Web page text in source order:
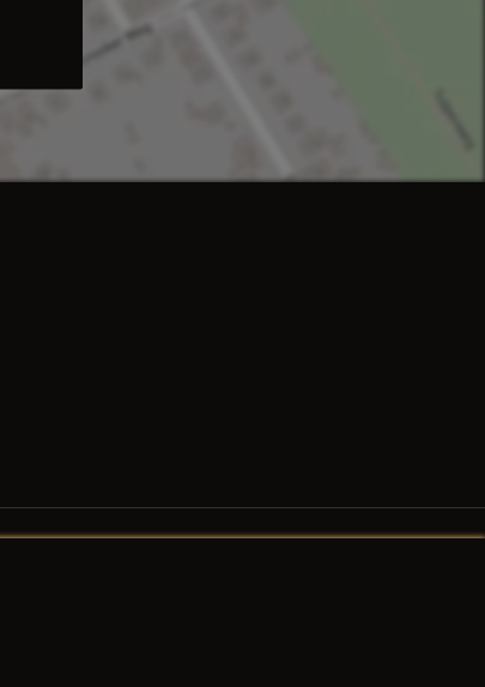
& Zubehör)